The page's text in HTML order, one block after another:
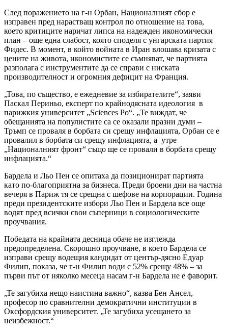
След поражението на г-н Орбан, Националният сбор е
изправен пред нарастващ контрол по отношение на това,
което критиците наричат липса на надежден икономически
план – още една слабост, която споделя с унгарската партия
Фидес. В момент, в който войната в Иран влошава кризата с
цените на живота, икономистите се съмняват, че партията
разполага с инструментите да се справи с ниската
производителност и огромния дефицит на Франция.
„Това, по същество, е ежедневие за избирателите“, заяви
Паскал Периньо, експерт по крайнодясната идеология в
парижкия университет „Sciences Po“. „Те виждат, че
обещанията на популистите са се оказали празни думи –
Тръмп се проваля в борбата си срещу инфлацията, Орбан се е
провалил в борбата си срещу инфлацията, а утре
„Националният фронт“ също ще се провали в борбата срещу
инфлацията.“
Бардела и Льо Пен се опитаха да позиционират партията
като по-благоприятна за бизнеса. Преди броени дни на частна
вечеря в Париж тя се срещна с шефове на корпорации. Година
преди президентските избори Льо Пен и Бардела все още
водят пред всички свои съперници в социологическите
проучвания.
Победата на крайната десница обаче не изглежда
предопределена. Скорошно проучване, в което Бардела се
изправи срещу водещия кандидат от център-дясно Едуар
Филип, показа, че г-н Филип води с 52% срещу 48% – за
първи път от няколко месеца насам г-н Бардела не е фаворит.
„Те загубиха нещо наистина важно“, казва Бен Ансел,
професор по сравнителни демократични институции в
Оксфордския университет. „Те загубиха усещането за
неизбежност.“